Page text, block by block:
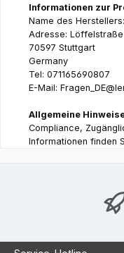
Informationen zur
Name des
Adresse:
70597 Stuttgart
Germany
Tel: 071165690807
E-Mail:
Allgemeine
Compliance,
Informationen finden